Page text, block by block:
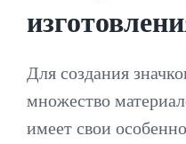
Для создания
множество
имеет свои